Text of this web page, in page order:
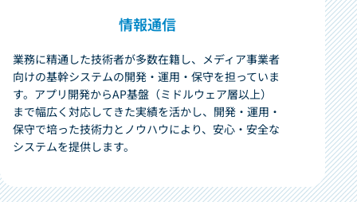
情報通信
業務に精通した技術者が多数在籍し、メディア事業者
向けの基幹システムの開発・運用・保守を担っていま
す。アプリ開発からAP基盤（ミドルウェア層以上）
まで幅広く対応してきた実績を活かし、開発・運用・
保守で培った技術力とノウハウにより、安心・安全な
システムを提供します。